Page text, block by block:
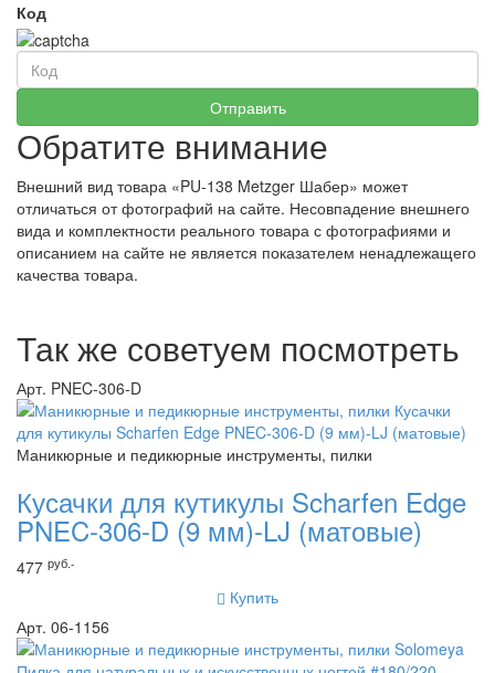
Код
Обратите внимание
Внешний вид товара «PU-138 Metzger Шабер» может
отличаться от фотографий на сайте. Несовпадение внешнего
вида и комплектности реального товара с фотографиями и
описанием на сайте не является показателем ненадлежащего
качества товара.
Так же советуем посмотреть
Арт. PNEC-306-D
Маникюрные и педикюрные инструменты, пилки
Кусачки для кутикулы Scharfen Edge
PNEC-306-D (9 мм)-LJ (матовые)
477 руб.-
Купить
Арт. 06-1156